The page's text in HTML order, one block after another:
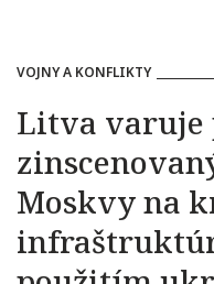
VOJNY A KONFLIKTY
Litva varuje
Moskvy na